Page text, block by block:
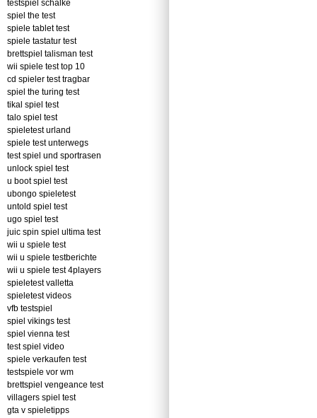
testspiel schalke
spiel the test
spiele tablet test
spiele tastatur test
brettspiel talisman test
wii spiele test top 10
cd spieler test tragbar
spiel the turing test
tikal spiel test
talo spiel test
spieletest urland
spiele test unterwegs
test spiel und sportrasen
unlock spiel test
u boot spiel test
ubongo spieletest
untold spiel test
ugo spiel test
juic spin spiel ultima test
wii u spiele test
wii u spiele testberichte
wii u spiele test 4players
spieletest valletta
spieletest videos
vfb testspiel
spiel vikings test
spiel vienna test
test spiel video
spiele verkaufen test
testspiele vor wm
brettspiel vengeance test
villagers spiel test
gta v spieletipps